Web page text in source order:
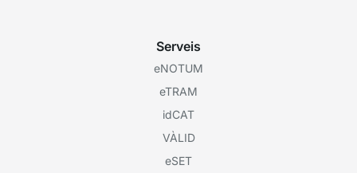
Serveis
eNOTUM
eTRAM
idCAT
VÀLID
eSET